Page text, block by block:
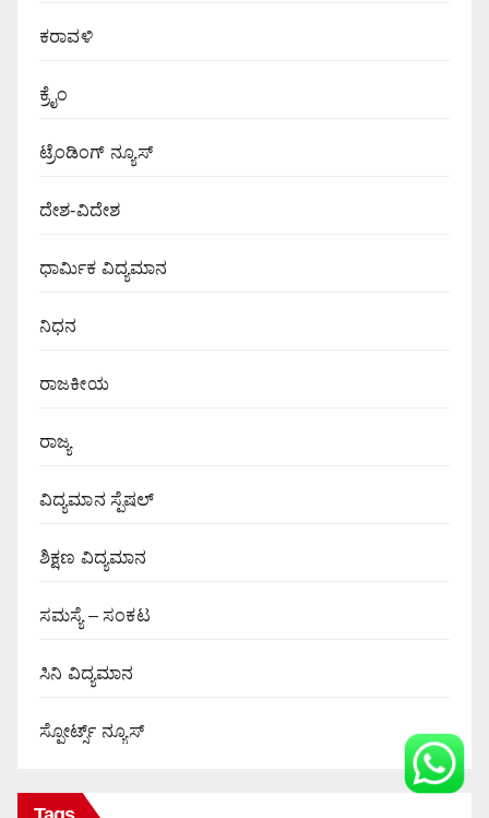
ಕರಾವಳಿ
ಕ್ರೈಂ
ಟ್ರೆಂಡಿಂಗ್ ನ್ಯೂಸ್
ದೇಶ-ವಿದೇಶ
ಧಾರ್ಮಿಕ ವಿದ್ಯಮಾನ
ನಿಧನ
ರಾಜಕೀಯ
ರಾಜ್ಯ
ವಿದ್ಯಮಾನ ಸ್ಪೆಷಲ್
ಶಿಕ್ಷಣ ವಿದ್ಯಮಾನ
ಸಮಸ್ಯೆ – ಸಂಕಟ
ಸಿನಿ ವಿದ್ಯಮಾನ
ಸ್ಪೋರ್ಟ್ಸ್ ನ್ಯೂಸ್